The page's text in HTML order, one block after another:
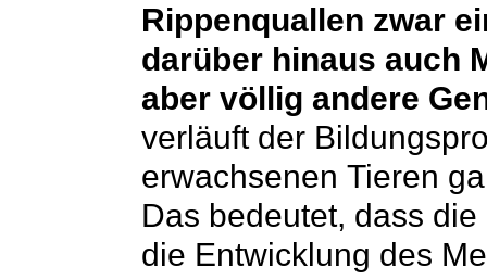
Rippenquallen zwar
darüber hinaus auch
aber völlig andere
verläuft der
erwachsenen Tieren
Das bedeutet, dass
die Entwicklung des